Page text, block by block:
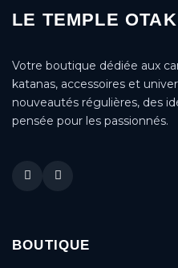
LE TEMPLE
Votre boutique dédiée aux
katanas, accessoires et
nouveautés régulières, des
pensée pour les passionnés.
BOUTIQUE